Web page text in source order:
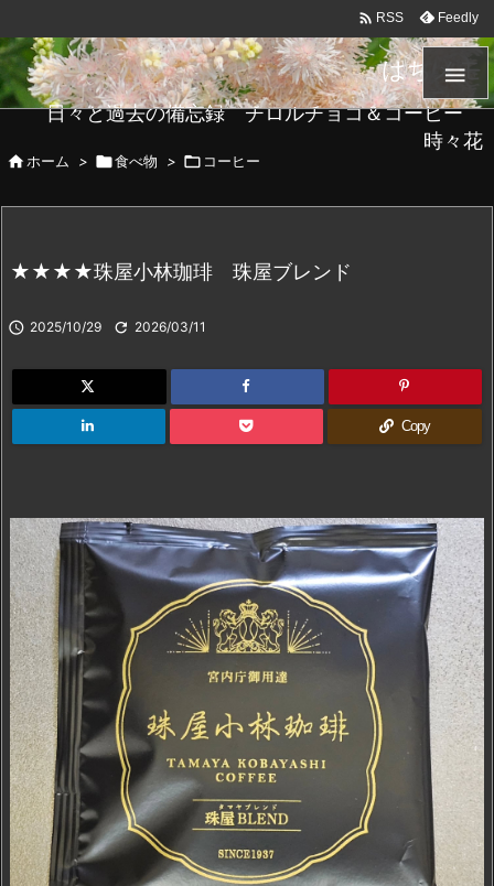
はちメモ
日々と過去の備忘録 チロルチョコ＆コーヒー
時々花

 RSS Feedly
 ホーム > 食べ物 >  コーヒー
★★★★珠屋小林珈琲 珠屋ブレンド
 2025/10/29  2026/03/11
Copy